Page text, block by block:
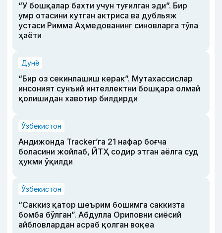
“У бошқалар бахти учун туғилган эди”. Бир
умр отасини кутган актриса ва дубльяж
устаси Римма Аҳмедованинг синовларга тўла
ҳаёти
Дунё
“Бир оз секинлашиш керак”. Мутахассислар
инсоният сунъий интеллектни бошқара олмай
қолишидан хавотир билдирди
Ўзбекистон
Андижонда Tracker’га 21 нафар боғча
боласини жойлаб, ЙТҲ содир этган аёлга суд
ҳукми ўқилди
Ўзбекистон
“Саккиз қатор шеърим бошимга саккизта
бомба бўлган”. Абдулла Ориповни сиёсий
айбловлардан асраб қолган воқеа